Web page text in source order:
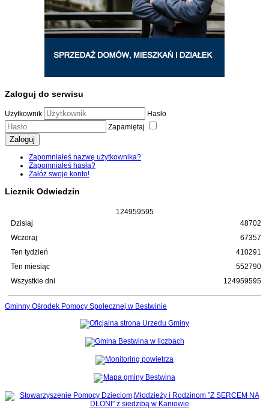
Zaloguj do serwisu
Użytkownik
Hasło
Zapamiętaj
Zaloguj
Zapomniałeś nazwę użytkownika?
Zapomniałeś hasła?
Załóż swoje konto!
Licznik Odwiedzin
124959595
Dzisiaj
Wczoraj
Ten tydzień
Ten miesiąc
Wszystkie dni
48702
67357
410291
552790
124959595
Gminny Ośrodek Pomocy Społecznej w Bestwinie